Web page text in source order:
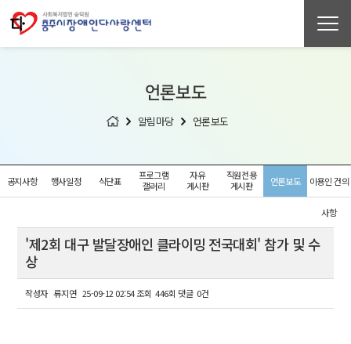
언론보도
알림마당 언론보도
공지사항 행사일정 식단표
프로그램
갤러리
자유
게시판
직원전용
게시판
언론보도 이용인 건의
사항
'제2회 대구 발달장애인 클라이밍 전국대회' 참가 및 수
상
작성자 류지연 25-09-12 02:54조회 446회 댓글 0건